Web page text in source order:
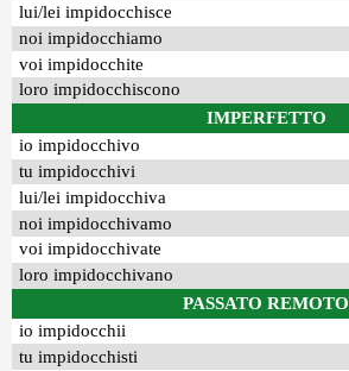
lui/lei impidocchisce
noi impidocchiamo
voi impidocchite
loro impidocchiscono
IMPERFETTO
io impidocchivo
tu impidocchivi
lui/lei impidocchiva
noi impidocchivamo
voi impidocchivate
loro impidocchivano
PASSATO REMOTO
io impidocchii
tu impidocchisti